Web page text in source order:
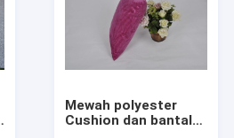
Mewah polyester
Cushion dan bantal